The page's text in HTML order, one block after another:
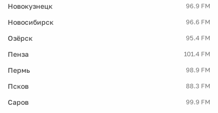
Новокузнецк 96.9 FM
Новосибирск 96.6 FM
Озёрск 95.4 FM
Пенза 101.4 FM
Пермь 98.9 FM
Псков 88.3 FM
Саров 99.9 FM